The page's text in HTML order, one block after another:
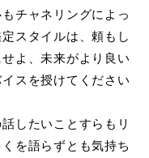
チャネリングによっ
スタイルは、頼もし
よ、未来がより良い
スを授けてください
したいことすらもリ
を語らずとも気持ち